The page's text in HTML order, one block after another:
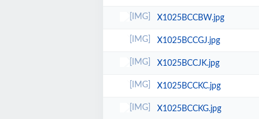
X1025BCCBW.jpg
X1025BCCGJ.jpg
X1025BCCJK.jpg
X1025BCCKC.jpg
X1025BCCKG.jpg